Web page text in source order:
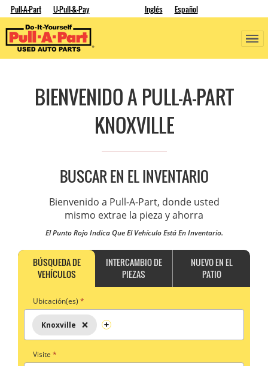
Pull-A-Part U-Pull-&-Pay Inglés Español
BIENVENIDO A PULL-A-PART
KNOXVILLE
BUSCAR EN EL INVENTARIO
Bienvenido a Pull-A-Part, donde usted
mismo extrae la pieza y ahorra
El Punto Rojo Indica Que El Vehículo Está En Inventario.
BÚSQUEDA DE
VEHÍCULOS
INTERCAMBIO DE
PIEZAS
NUEVO EN EL
PATIO
Ubicación(es) *
×
Knoxville
Visite *